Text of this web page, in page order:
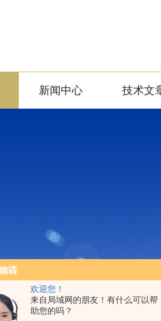
欢迎您！
来自局域网的朋友！有什么可以帮
助您的吗？
新闻中心 技术文